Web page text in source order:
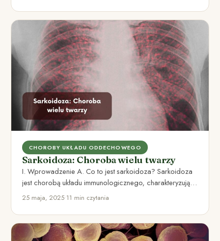
CHOROBY UKŁADU ODDECHOWEGO
Sarkoidoza: Choroba wielu twarzy
I. Wprowadzenie A. Co to jest sarkoidoza? Sarkoidoza
jest chorobą układu immunologicznego, charakteryzującą
się tworzeniem się specyficznych nacieków…
25 maja, 2025•11 min czytania